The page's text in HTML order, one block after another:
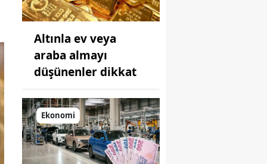
Altınla ev veya
araba almayı
düşünenler dikkat
Ekonomi